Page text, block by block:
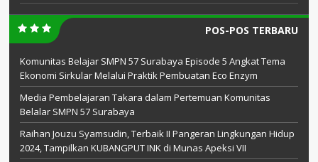
POS-POS TERBARU
Komunitas Belajar SMPN 57 Surabaya Episode 5 Angkat Tema
Ekonomi Sirkular Melalui Praktik Pembuatan Eco Enzym
Media Pembelajaran Takara dalam Pertemuan Komunitas
Belalar SMPN 57 Surabaya
Raihan Jouzu Syamsudin, Terbaik II Pangeran Lingkungan Hidup
2024, Tampilkan KUBANGPUT INK di Munas Apeksi VII